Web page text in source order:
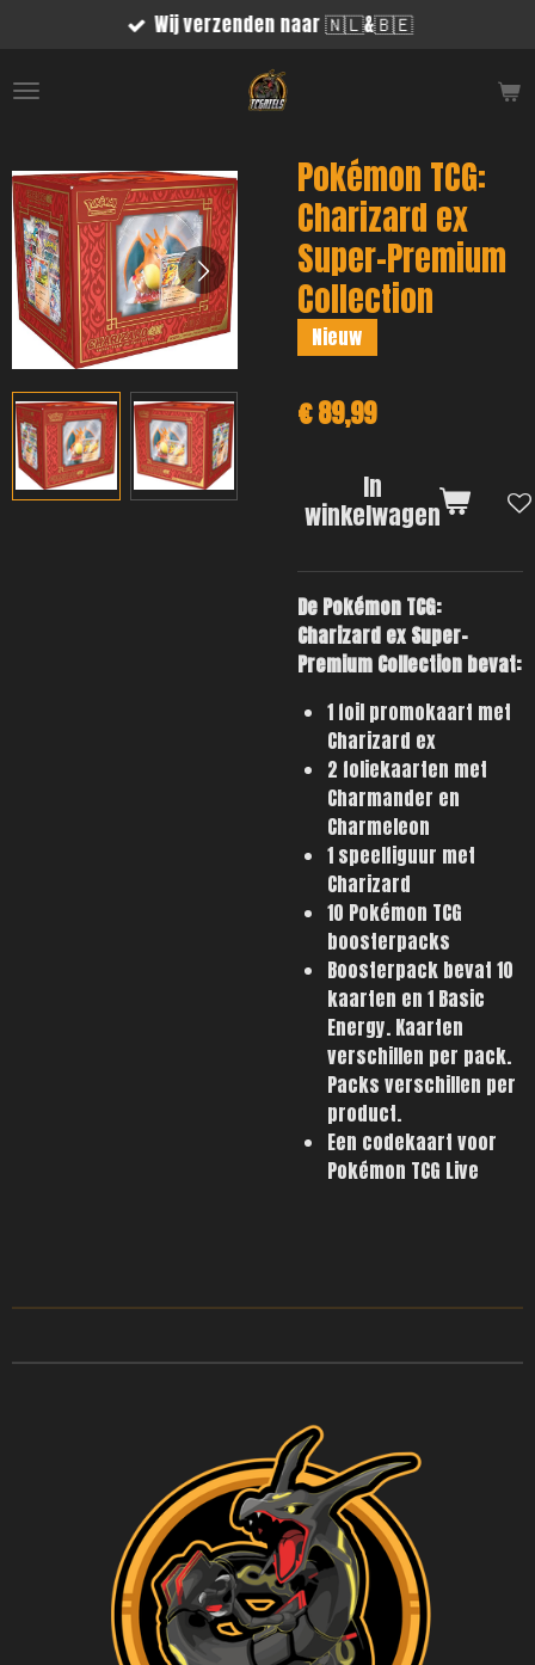
naar
Wij verzenden naar 🇳🇱&🇧🇪
Pokémon TCG:
Charizard ex
Super-Premium
Collection
Nieuw
€ 89,99
In
winkelwagen
De Pokémon TCG:
Charizard ex Super-
Premium Collection bevat:
1 foil promokaart met
Charizard ex
2 foliekaarten met
Charmander en
Charmeleon
1 speelfiguur met
Charizard
10 Pokémon TCG
boosterpacks
Boosterpack bevat 10
kaarten en 1 Basic
Energy. Kaarten
verschillen per pack.
Packs verschillen per
product.
Een codekaart voor
Pokémon TCG Live